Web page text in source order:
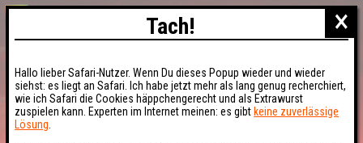
×
Tach!
Hallo lieber Safari-Nutzer. Wenn Du dieses Popup wieder und wieder
siehst: es liegt an Safari. Ich habe jetzt mehr als lang genug recherchiert,
wie ich Safari die Cookies häppchengerecht und als Extrawurst
zuspielen kann. Experten im Internet meinen: es gibt keine zuverlässige
Lösung